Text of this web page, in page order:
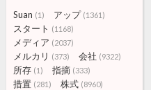
Suan (1) アップ (1361)
スタート (1168)
メディア (2037)
メルカリ (373) 会社 (9322)
所存 (1) 指摘 (333)
措置 (281) 株式 (8960)